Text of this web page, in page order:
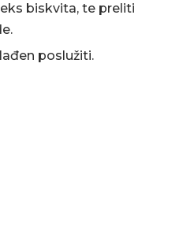
biskvita, te preliti
poslužiti.